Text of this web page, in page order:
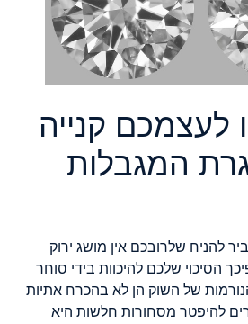
לעצמכם קנייה
המגבלות
להניח שלרובכם אין מושג ירוק
הסיכוי שלכם להיכוות בידי סוחר
של השוק הן לא בהכרח אתיות
להיפטר מסחורות חלשות היא